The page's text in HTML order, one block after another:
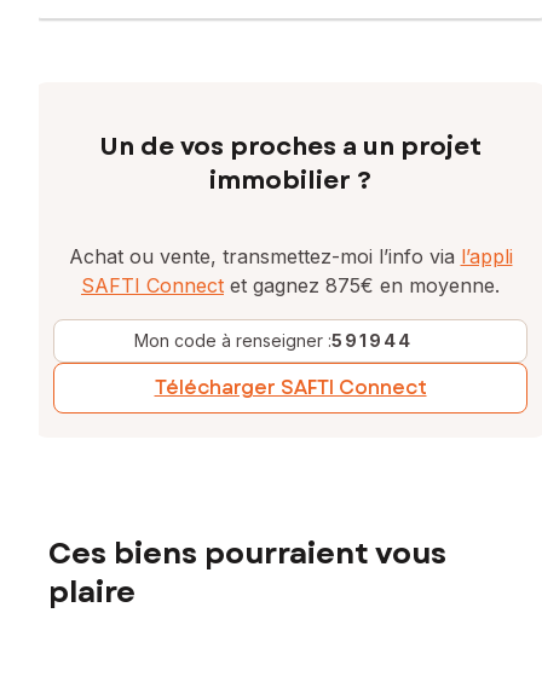
Un de vos proches a un projet
immobilier ?
Achat ou vente, transmettez-moi l’info via l’appli
SAFTI Connect et gagnez 875€ en moyenne.
Mon code à renseigner :591944
Télécharger SAFTI Connect
Ces biens pourraient vous
plaire